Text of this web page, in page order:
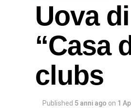
Uova
“Casa
clubs
Published 5 anni ago on 1